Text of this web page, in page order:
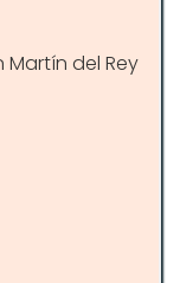
Martín del Rey